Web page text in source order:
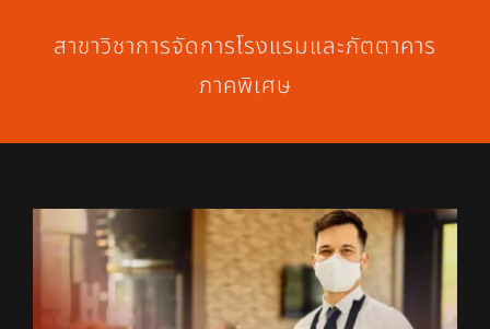
ข่าวสาร
เกี่ยวกับมหาวิทยาลัย
สมัครเรียน
สาขาวิชาการจัดการโรงแรมและภัตตาคาร
ภาคพิเศษ
View
Larger
Image